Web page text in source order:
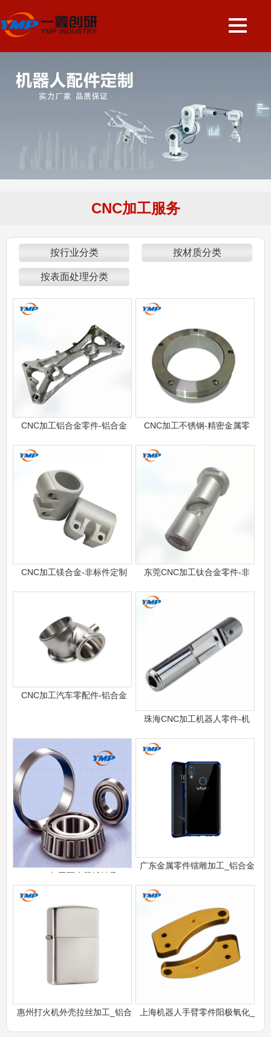
CNC加工服务
按行业分类 按材质分类
按表面处理分类
CNC加工铝合金零件-铝合金 CNC加工不锈钢-精密金属零
CNC加工镁合金-非标件定制 东莞CNC加工钛合金零件-非
CNC加工汽车零配件-铝合金
珠海CNC加工机器人零件-机
CNC加工医疗器械轴承
广东金属零件镭雕加工_铝合金
惠州打火机外壳拉丝加工_铝合 上海机器人手臂零件阳极氧化_